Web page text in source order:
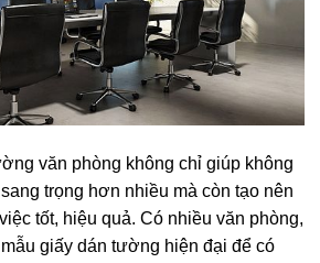
văn phòng không chỉ giúp không
trọng hơn nhiều mà còn tạo nên
tốt, hiệu quả. Có nhiều văn phòng,
giấy dán tường hiện đại để có